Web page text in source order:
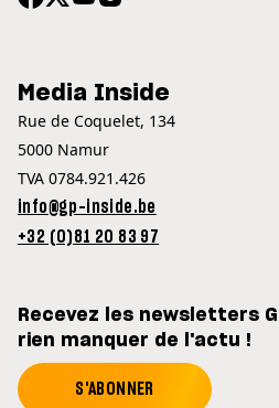
Media Inside
Rue de Coquelet, 134
5000 Namur
TVA 0784.921.426
info@gp-inside.be
+32 (0)81 20 83 97
Recevez les newsletters
rien manquer de l'actu !
S'ABONNER